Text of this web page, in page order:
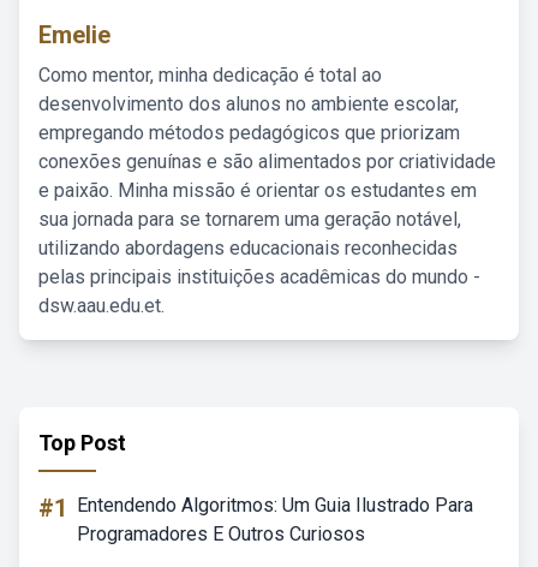
Emelie
Como mentor, minha dedicação é total ao
desenvolvimento dos alunos no ambiente escolar,
empregando métodos pedagógicos que priorizam
conexões genuínas e são alimentados por criatividade
e paixão. Minha missão é orientar os estudantes em
sua jornada para se tornarem uma geração notável,
utilizando abordagens educacionais reconhecidas
pelas principais instituições acadêmicas do mundo -
dsw.aau.edu.et.
Top Post
#1
Entendendo Algoritmos: Um Guia Ilustrado Para
Programadores E Outros Curiosos